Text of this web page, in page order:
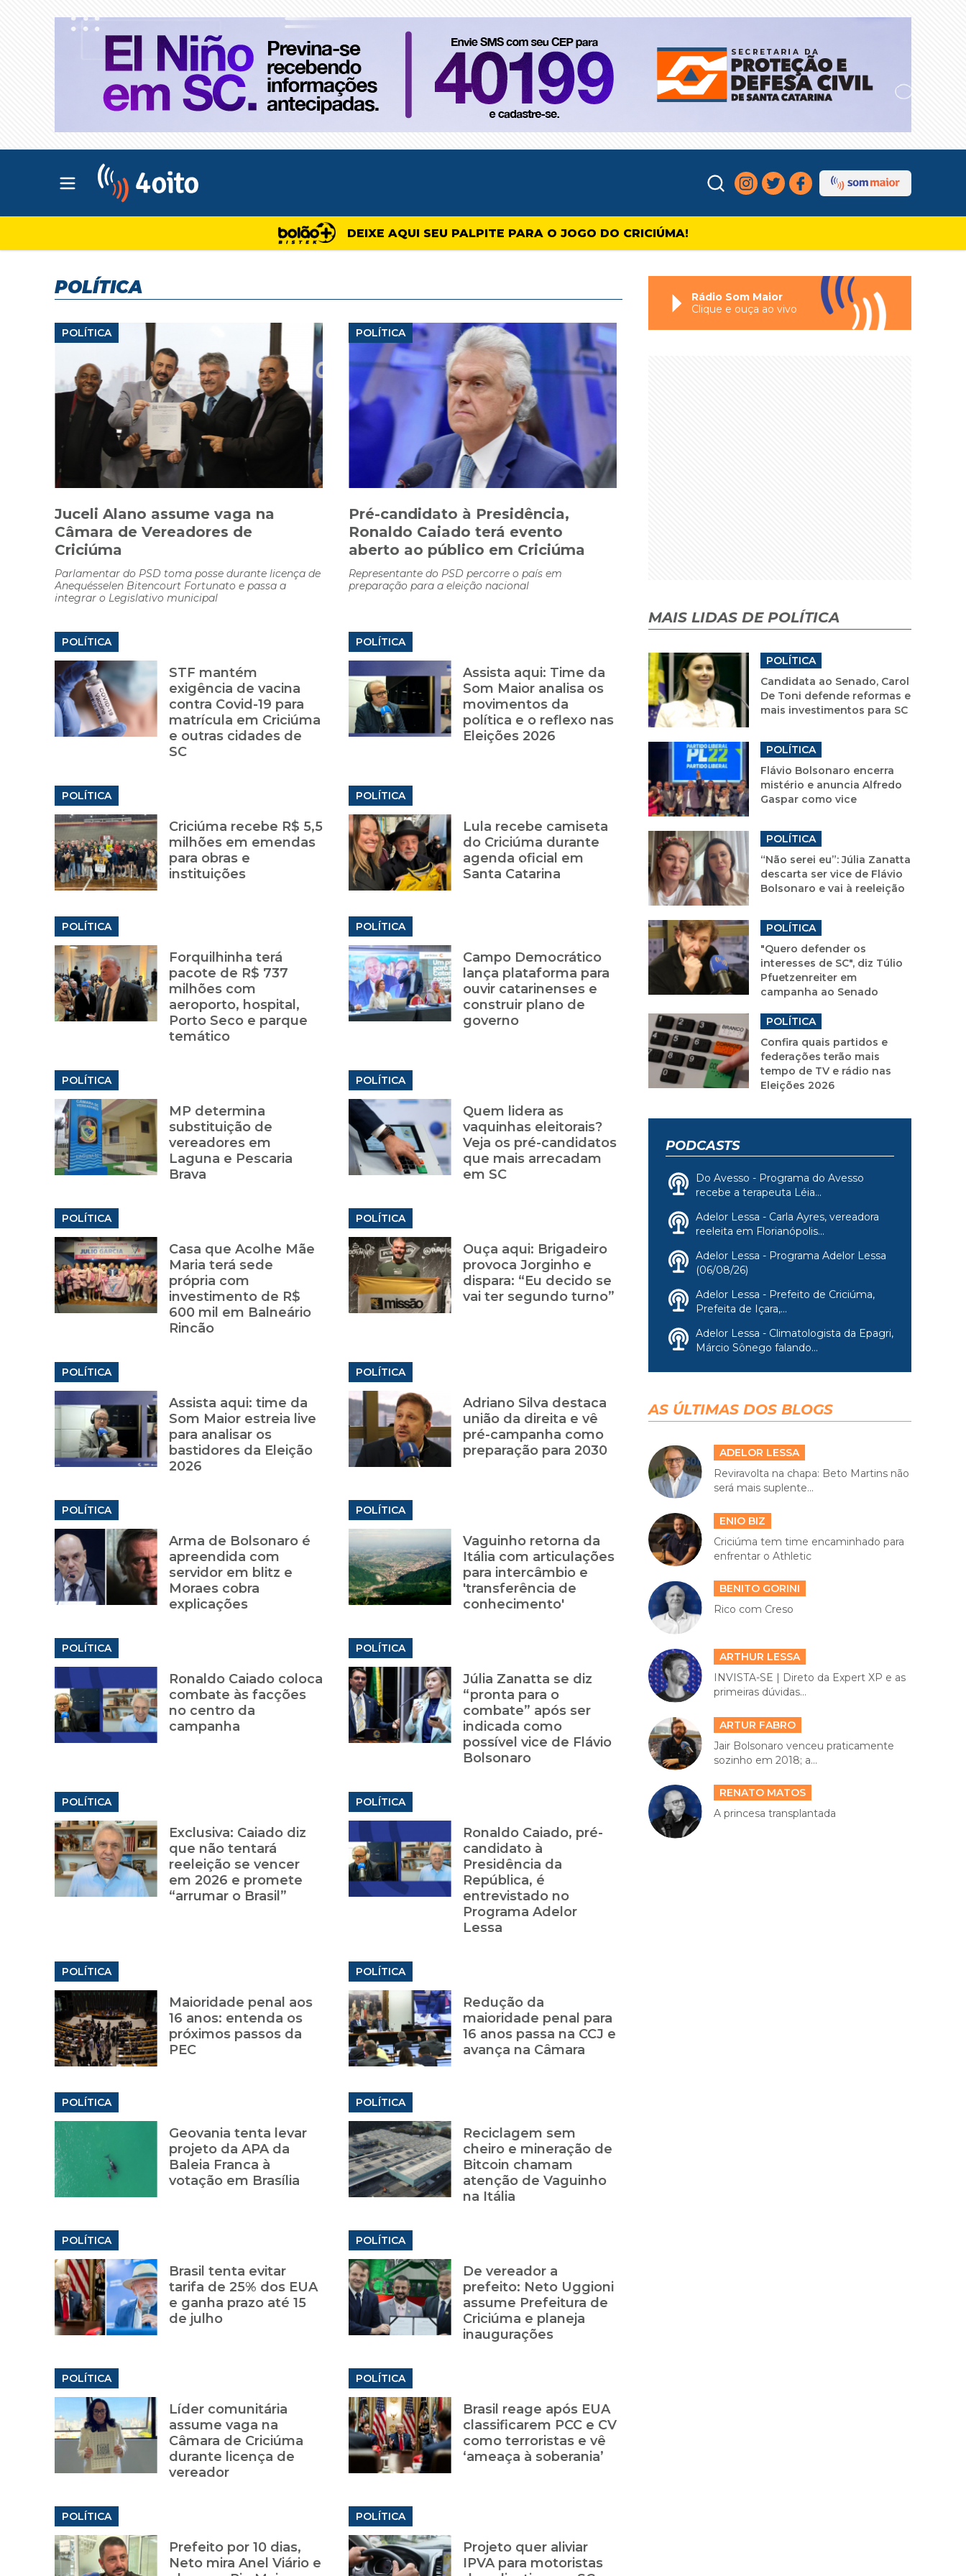
Abrir menu principal
DEIXE AQUI SEU PALPITE PARA O JOGO DO CRICIÚMA!
POLÍTICA
POLÍTICA
Juceli Alano assume vaga na
Câmara de Vereadores de
Criciúma
Parlamentar do PSD toma posse durante licença de
Anequésselen Bitencourt Fortunato e passa a
integrar o Legislativo municipal
POLÍTICA
Pré-candidato à Presidência,
Ronaldo Caiado terá evento
aberto ao público em Criciúma
Representante do PSD percorre o país em
preparação para a eleição nacional
POLÍTICA
STF mantém
exigência de vacina
contra Covid-19 para
matrícula em Criciúma
e outras cidades de
SC
POLÍTICA
Assista aqui: Time da
Som Maior analisa os
movimentos da
política e o reflexo nas
Eleições 2026
POLÍTICA
Criciúma recebe R$ 5,5
milhões em emendas
para obras e
instituições
POLÍTICA
Lula recebe camiseta
do Criciúma durante
agenda oficial em
Santa Catarina
POLÍTICA
Forquilhinha terá
pacote de R$ 737
milhões com
aeroporto, hospital,
Porto Seco e parque
temático
POLÍTICA
Campo Democrático
lança plataforma para
ouvir catarinenses e
construir plano de
governo
POLÍTICA
MP determina
substituição de
vereadores em
Laguna e Pescaria
Brava
POLÍTICA
Quem lidera as
vaquinhas eleitorais?
Veja os pré-candidatos
que mais arrecadam
em SC
POLÍTICA
Casa que Acolhe Mãe
Maria terá sede
própria com
investimento de R$
600 mil em Balneário
Rincão
POLÍTICA
Ouça aqui: Brigadeiro
provoca Jorginho e
dispara: “Eu decido se
vai ter segundo turno”
POLÍTICA
Assista aqui: time da
Som Maior estreia live
para analisar os
bastidores da Eleição
2026
POLÍTICA
Adriano Silva destaca
união da direita e vê
pré-campanha como
preparação para 2030
POLÍTICA
Arma de Bolsonaro é
apreendida com
servidor em blitz e
Moraes cobra
explicações
POLÍTICA
Vaguinho retorna da
Itália com articulações
para intercâmbio e
'transferência de
conhecimento'
POLÍTICA
Ronaldo Caiado coloca
combate às facções
no centro da
campanha
POLÍTICA
Júlia Zanatta se diz
“pronta para o
combate” após ser
indicada como
possível vice de Flávio
Bolsonaro
POLÍTICA
Exclusiva: Caiado diz
que não tentará
reeleição se vencer
em 2026 e promete
“arrumar o Brasil”
POLÍTICA
Ronaldo Caiado, pré-
candidato à
Presidência da
República, é
entrevistado no
Programa Adelor
Lessa
POLÍTICA
Maioridade penal aos
16 anos: entenda os
próximos passos da
PEC
POLÍTICA
Redução da
maioridade penal para
16 anos passa na CCJ e
avança na Câmara
POLÍTICA
Geovania tenta levar
projeto da APA da
Baleia Franca à
votação em Brasília
POLÍTICA
Reciclagem sem
cheiro e mineração de
Bitcoin chamam
atenção de Vaguinho
na Itália
POLÍTICA
Brasil tenta evitar
tarifa de 25% dos EUA
e ganha prazo até 15
de julho
POLÍTICA
De vereador a
prefeito: Neto Uggioni
assume Prefeitura de
Criciúma e planeja
inaugurações
POLÍTICA
Líder comunitária
assume vaga na
Câmara de Criciúma
durante licença de
vereador
POLÍTICA
Brasil reage após EUA
classificarem PCC e CV
como terroristas e vê
‘ameaça à soberania’
POLÍTICA
Prefeito por 10 dias,
Neto mira Anel Viário e
POLÍTICA
Projeto quer aliviar
IPVA para motoristas
Rádio Som Maior
Clique e ouça ao vivo
MAIS LIDAS DE POLÍTICA
POLÍTICA
Candidata ao Senado, Carol
De Toni defende reformas e
mais investimentos para SC
POLÍTICA
Flávio Bolsonaro encerra
mistério e anuncia Alfredo
Gaspar como vice
POLÍTICA
“Não serei eu”: Júlia Zanatta
descarta ser vice de Flávio
Bolsonaro e vai à reeleição
POLÍTICA
"Quero defender os
interesses de SC", diz Túlio
Pfuetzenreiter em
campanha ao Senado
POLÍTICA
Confira quais partidos e
federações terão mais
tempo de TV e rádio nas
Eleições 2026
PODCASTS
Do Avesso - Programa do Avesso
recebe a terapeuta Léia...
Adelor Lessa - Carla Ayres, vereadora
reeleita em Florianópolis...
Adelor Lessa - Programa Adelor Lessa
(06/08/26)
Adelor Lessa - Prefeito de Criciúma,
Prefeita de Içara,...
Adelor Lessa - Climatologista da Epagri,
Márcio Sônego falando...
AS ÚLTIMAS DOS BLOGS
ADELOR LESSA
Reviravolta na chapa: Beto Martins não
será mais suplente...
ENIO BIZ
Criciúma tem time encaminhado para
enfrentar o Athletic
BENITO GORINI
Rico com Creso
ARTHUR LESSA
INVISTA-SE | Direto da Expert XP e as
primeiras dúvidas...
ARTUR FABRO
Jair Bolsonaro venceu praticamente
sozinho em 2018; a...
RENATO MATOS
A princesa transplantada